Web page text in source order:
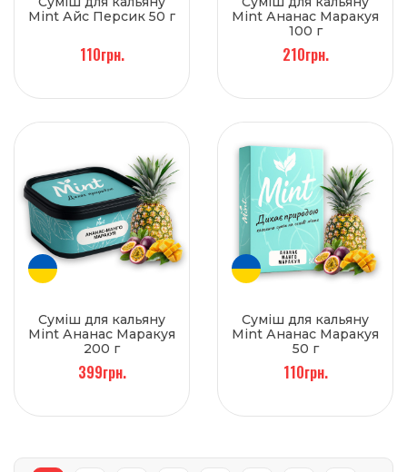
Mint Айс Персик 50 г
110грн.
Mint Ананас Маракуя
100 г
210грн.
Суміш для кальяну
Mint Ананас Маракуя
200 г
399грн.
Суміш для кальяну
Mint Ананас Маракуя
50 г
110грн.